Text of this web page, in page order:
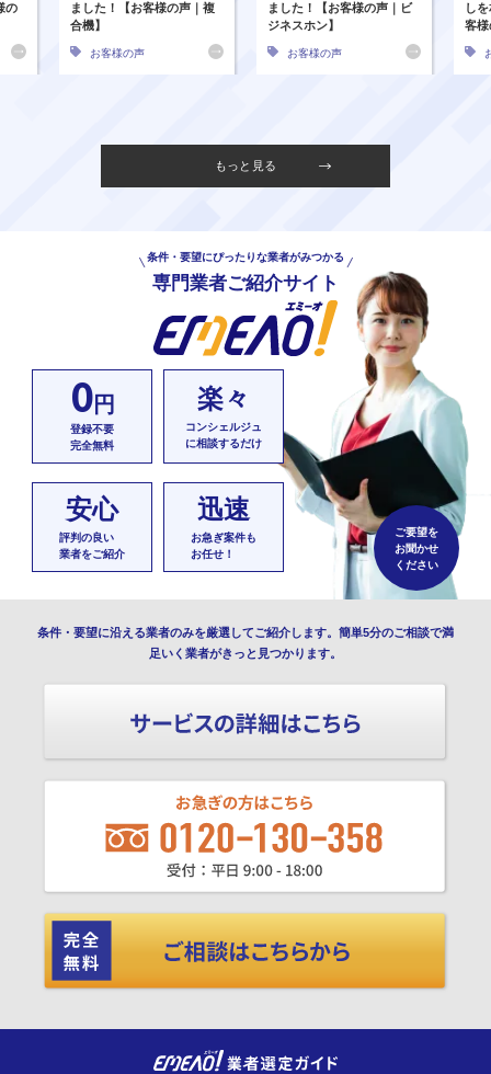
の
ました！【お客様の声｜複
合機】
お客様の声
ました！【お客様の声｜ビ
ジネスホン】
お客様の声
し
客
もっと見る
条件・要望にぴったりな業者がみつかる
専門業者ご紹介サイト
0円
登録不要
完全無料
楽々
コンシェルジュ
に相談するだけ
安心
評判の良い
業者をご紹介
迅速
お急ぎ案件も
お任せ！
ご要望を
お聞かせ
ください
条件・要望に沿える業者のみを厳選してご紹介します。簡単5分のご相談で満
足いく業者がきっと見つかります。